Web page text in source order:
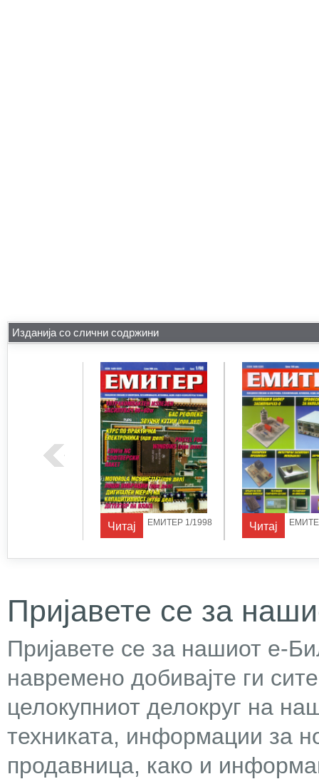
Изданија со слични содржини
Читај ЕМИТЕР 1/1998 Читај
Пријавете се за
Пријавете се за нашиот е-
навремено добивајте ги
целокупниот делокруг на
техниката, информации за
продавница, како и